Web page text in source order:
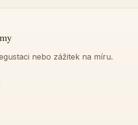
nebo zážitek na míru.